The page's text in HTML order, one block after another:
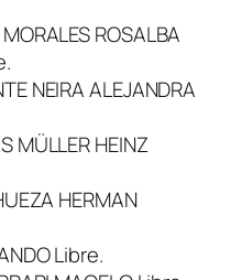
ROSALBA
NEIRA ALEJANDRA
MÜLLER HEINZ
HERMAN
Libre.